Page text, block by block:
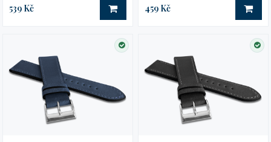
539 Kč DO KOŠÍKU
459 Kč DO
SKLADEM